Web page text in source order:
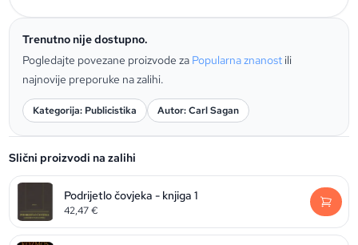
Trenutno nije dostupno.
Pogledajte povezane proizvode za Popularna znanost ili
najnovije preporuke na zalihi.
Kategorija: Publicistika Autor: Carl Sagan
Slični proizvodi na zalihi
Podrijetlo čovjeka - knjiga 1
42,47€